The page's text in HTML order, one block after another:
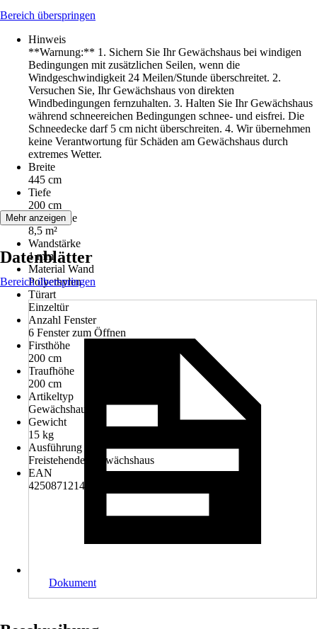
Bereich überspringen
Hinweis
**Warnung:** 1. Sichern Sie Ihr Gewächshaus bei windigen
Bedingungen mit zusätzlichen Seilen, wenn die
Windgeschwindigkeit 24 Meilen/Stunde überschreitet. 2.
Versuchen Sie, Ihr Gewächshaus von direkten
Windbedingungen fernzuhalten. 3. Halten Sie Ihr Gewächshaus
während schneereichen Bedingungen schnee- und eisfrei. Die
Schneedecke darf 5 cm nicht überschreiten. 4. Wir übernehmen
keine Verantwortung für Schäden am Gewächshaus durch
extremes Wetter.
Breite
445 cm
Tiefe
200 cm
Nutzfläche
8,5 m²
Wandstärke
1 mm
Material Wand
Polyethylen
Türart
Einzeltür
Anzahl Fenster
6 Fenster zum Öffnen
Firsthöhe
200 cm
Traufhöhe
200 cm
Artikeltyp
Gewächshaus
Gewicht
15 kg
Ausführung
Freistehendes Gewächshaus
EAN
4250871214914
Mehr anzeigen
Datenblätter
Bereich überspringen
Dokument